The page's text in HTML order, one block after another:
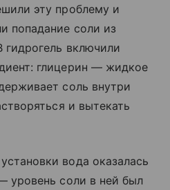
эту проблему и
попадание соли из
гидрогель включили
глицерин — жидкое
соль внутри
и вытекать
вода оказалась
уровень соли в ней был